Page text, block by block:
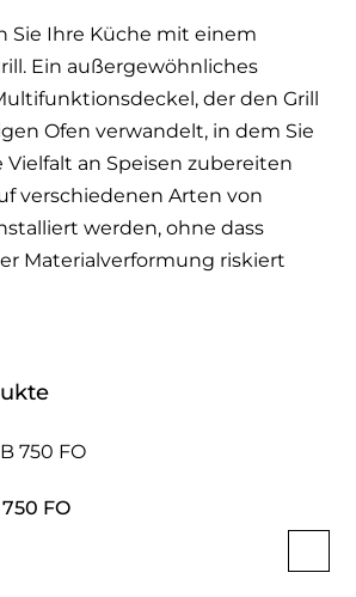
Sie Ihre Küche mit einem
Ein außergewöhnliches
der den Grill
Ofen verwandelt, in dem Sie
an Speisen zubereiten
verschiedenen Arten von
werden, ohne dass
Materialverformung riskiert
FO